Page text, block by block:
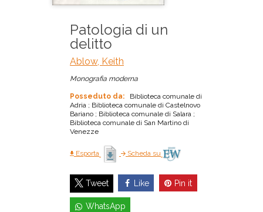
Patologia di un
delitto
Ablow, Keith
Monografia moderna
Posseduto da:
Biblioteca comunale di
Adria ; Biblioteca comunale di Castelnovo
Bariano ; Biblioteca comunale di Salara ;
Biblioteca comunale di San Martino di
Venezze
Esporta Scheda su
Tweet Like Pin it
WhatsApp